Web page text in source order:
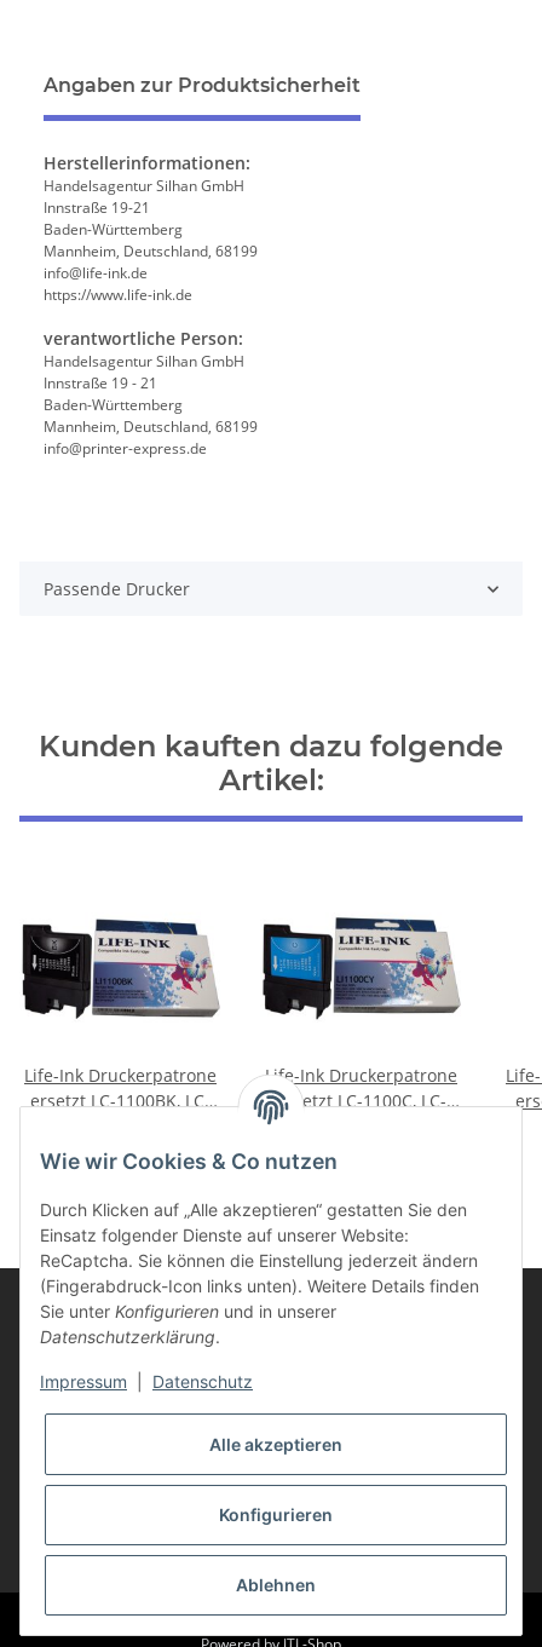
Angaben zur Produktsicherheit
Herstellerinformationen:
Handelsagentur Silhan GmbH
Innstraße 19-21
Baden-Württemberg
Mannheim, Deutschland, 68199
info@life-ink.de
https://www.life-ink.de
verantwortliche Person:
Handelsagentur Silhan GmbH
Innstraße 19 - 21
Baden-Württemberg
Mannheim, Deutschland, 68199
info@printer-express.de
Passende Drucker
Kunden kauften dazu folgende
Artikel:
Life-Ink Druckerpatrone
ersetzt LC-1100BK, LC-
Drucker black
Life-Ink Druckerpatrone
ersetzt LC-1100C, LC-
Drucker cyan
Kunden Service
Vertrag widerrufen
* Alle Preise inkl. gesetzlicher USt., zzgl.Versand
© Life-Ink
Wie wir Cookies & Co nutzen
Durch Klicken auf „Alle akzeptieren“ gestatten Sie den
Einsatz folgender Dienste auf unserer Website:
ReCaptcha. Sie können die Einstellung jederzeit ändern
(Fingerabdruck-Icon links unten). Weitere Details finden
Sie unter Konfigurieren und in unserer
Datenschutzerklärung.
Impressum Datenschutz
Alle akzeptieren
Konfigurieren
Ablehnen